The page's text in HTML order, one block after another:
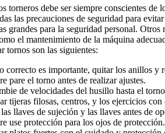
torneros debe ser siempre conscientes de
las precauciones de seguridad para
grandes para la seguridad personal.
el mantenimiento de la máquina
tornos son las siguientes:
correcto es importante, quitar los anillos
pare el torno antes de realizar ajustes.
de velocidades del husillo hasta el
tijeras filosas, centros, y los ejercicios con
llaves de sujeción y las llaves antes de
use protección para los ojos de protección.